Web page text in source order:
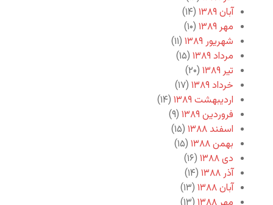
آبان ۱۳۸۹
(۱۴)
مهر ۱۳۸۹
(۱۰)
شهریور ۱۳۸۹
(۱۱)
مرداد ۱۳۸۹
(۱۵)
تیر ۱۳۸۹
(۲۰)
خرداد ۱۳۸۹
(۱۷)
اردیبهشت ۱۳۸۹
(۱۴)
فروردین ۱۳۸۹
(۹)
اسفند ۱۳۸۸
(۱۵)
بهمن ۱۳۸۸
(۱۵)
دی ۱۳۸۸
(۱۶)
آذر ۱۳۸۸
(۱۴)
آبان ۱۳۸۸
(۱۳)